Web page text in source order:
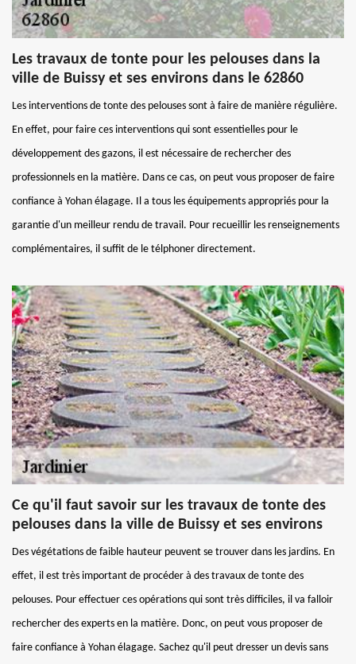
Les travaux de tonte pour les pelouses dans la
ville de Buissy et ses environs dans le 62860
Les interventions de tonte des pelouses sont à faire de manière régulière.
En effet, pour faire ces interventions qui sont essentielles pour le
développement des gazons, il est nécessaire de rechercher des
professionnels en la matière. Dans ce cas, on peut vous proposer de faire
confiance à Yohan élagage. Il a tous les équipements appropriés pour la
garantie d'un meilleur rendu de travail. Pour recueillir les renseignements
complémentaires, il suffit de le télphoner directement.
Ce qu'il faut savoir sur les travaux de tonte des
pelouses dans la ville de Buissy et ses environs
Des végétations de faible hauteur peuvent se trouver dans les jardins. En
effet, il est très important de procéder à des travaux de tonte des
pelouses. Pour effectuer ces opérations qui sont très difficiles, il va falloir
rechercher des experts en la matière. Donc, on peut vous proposer de
faire confiance à Yohan élagage. Sachez qu'il peut dresser un devis sans